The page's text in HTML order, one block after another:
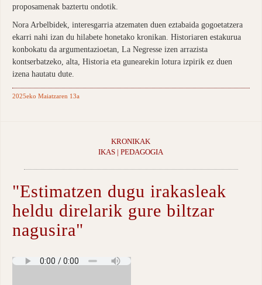
proposamenak baztertu ondotik.
Nora Arbelbidek, interesgarria atzematen duen eztabaida gogoetatzera
ekarri nahi izan du hilabete honetako kronikan. Historiaren estakurua
konbokatu da argumentazioetan, La Negresse izen arrazista
kontserbatzeko, alta, Historia eta gunearekin lotura izpirik ez duen
izena hautatu dute.
2025eko Maiatzaren 13a
KRONIKAK
IKAS | PEDAGOGIA
"Estimatzen dugu irakasleak
heldu direlarik gure biltzar
nagusira"